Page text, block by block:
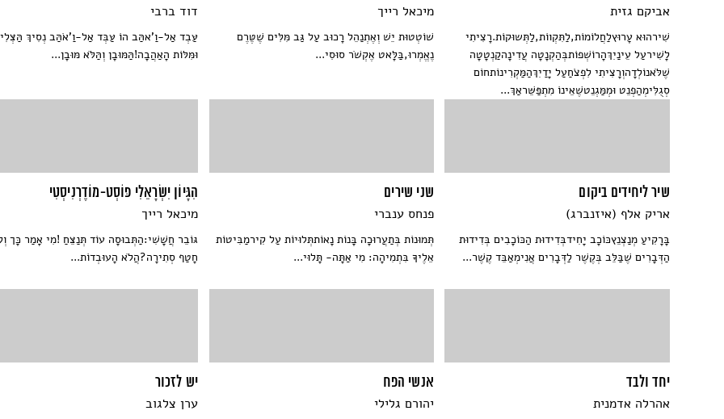
אביקם גזית
שִׁירהוּא עָרוּץלַחֲלוֹמוֹת,לַתִּקְווֹת,לַתְּשוּקוֹת.רָצִיתִי
לָשִׁירעַל עֵינַיִךְהָרוֹשְׁפוֹתבְּהַקְנָטָה עֲדִינָהקַנְטָטָה
שֶׁלֹּאנוֹלְדָהוְרָצִיתִי לִפְצֹחַעַל יָדַיִךְהַמַּקְרִינוֹתחוֹם
סְגֻלִּימְהַפְנֵט וּמְמַּגְנֵטשֶׁאֵינוֹ מִתְפַּשֵּׁראַךְ...
מיכאל רייך
שׁוֹטְטוּת יֵשׁ וְאֶתְנַהֵל רָכוּב עַל גַּב מִּלִּים שֶׁטֶּרֶם
נֶאֱמְרוּ,בַּלָּאט אֶקְשֹׁר סוּסִי...
דוד ברבי
עַּבְד אַל-וַ'אהַּב הוֹ עַּבְּד אַל-וַ'אֹהַּב נְסִיךְ
וּמִּלּוֹת הָאַהֲבָה!הַּמּוּבָן וְהַּלֹּא מּוּבָן...
שיר ליחידים ביקום
אריק אלף (איזנברג)
בָּרָקִיעַ מְנַצְנֵץכּוֹכָב יָחִידבְּדִידוּת הַכּוֹכָבִים בְּדִידוּת
הַדְּבָרִים שֶׁבַּלֵּב בְּקֶשֶׁר לַדְּבָרִים אֲנִימְאַבֵּד קֶשֶׁר...
שני שירים
פנחס ענברי
תְּמוּנוֹת בְּתַעֲרוּכָה בָּנוֹת נָאוֹתתְּלוּיוֹת עַל קִירמַבִּיטוֹת
אֵלֶיךָ בִּתְמִיהָה: מִי אַתָּה- תָּלוּי...
הִגָּיוֹן יִשְׂרָאֵלִי פּוֹסְט-מוֹדֶרְנִיסְטִי
מיכאל רייך
גּוֹבֵר חֲשָׁשִׁי:הַתְּבוּסָה עוֹד תְּנַצֵּחַ !מִי אָמַר כָּך
חָטַף סְתִירָה?הֲלֹא הָעוּבְדוֹת...
יחד ולבד
אהרלה אדמנית
אנשי הפח
יהורם גלילי
יש לזכור
ערן צלגוב